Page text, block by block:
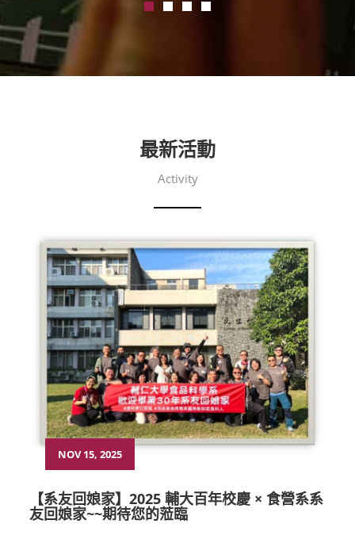
最新活動
Activity
NOV 15, 2025
【系友回娘家】2025 輔大百年校慶 × 食營系系
友回娘家~~期待您的蒞臨